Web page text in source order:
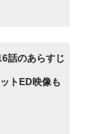
話のあらすじ
トED映像も